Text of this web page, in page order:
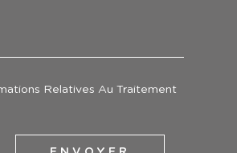
Relatives Au Traitement